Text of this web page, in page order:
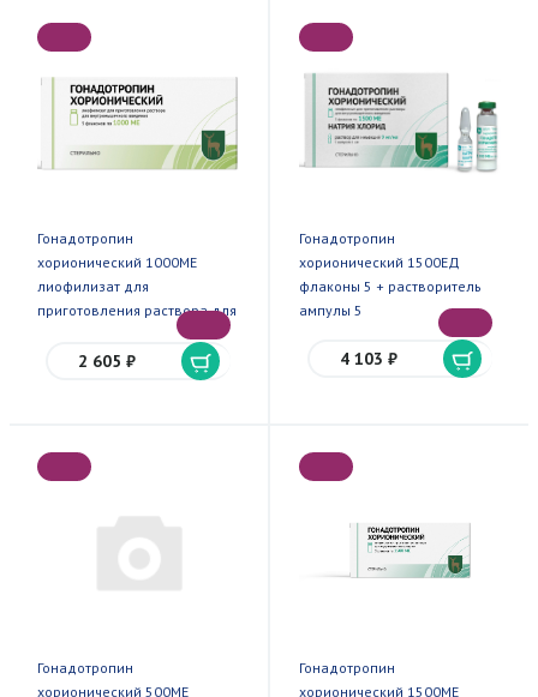
Гонадотропин
хорионический 1000МЕ
лиофилизат для
приготовления раствора для
в/м введения флакон 5
2 605 ₽
Гонадотропин
хорионический 1500ЕД
флаконы 5 + растворитель
ампулы 5
4 103 ₽
Гонадотропин
хорионический 500МЕ
Гонадотропин
хорионический 1500МЕ